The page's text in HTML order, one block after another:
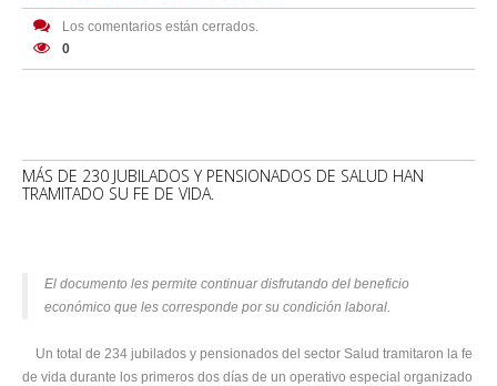
Los comentarios están cerrados.
0
MÁS DE 230 JUBILADOS Y PENSIONADOS DE SALUD HAN
TRAMITADO SU FE DE VIDA.
El documento les permite continuar disfrutando del beneficio
económico que les corresponde por su condición laboral.
⠀ Un total de 234 jubilados y pensionados del sector Salud tramitaron la fe
de vida durante los primeros dos días de un operativo especial organizado